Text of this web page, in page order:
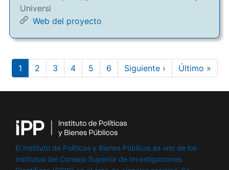
Universi
Web del proyecto
Paginación
Página
actual
1 Page
2 Page
3 Page
4 Page
5 Page
6
Siguiente
página
Siguiente ›
Última
página
Último »
El Instituto de Políticas y Bienes Públicos es uno de los
institutos del Consejo Superior de Investigaciones